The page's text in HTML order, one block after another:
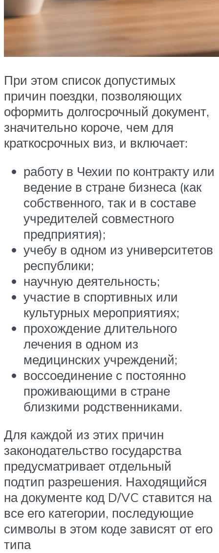
При этом список допустимых
причин поездки, позволяющих
оформить долгосрочный документ,
значительно короче, чем для
краткосрочных виз, и включает:
работу в Чехии по контракту или
ведение в стране бизнеса (как
собственного, так и в составе
учредителей совместного
предприятия);
учебу в одном из университетов
республики;
научную деятельность;
участие в спортивных или
культурных мероприятиях;
прохождение длительного
лечения в одном из
медицинских учреждений;
воссоединение с постоянно
проживающими в стране
близкими родственниками.
Для каждой из этих причин
законодательство государства
предусматривает отдельный
подтип разрешения. Находящийся
на документе код D/VC ставится на
все его категории, последующие
символы в этом коде зависят от его
типа